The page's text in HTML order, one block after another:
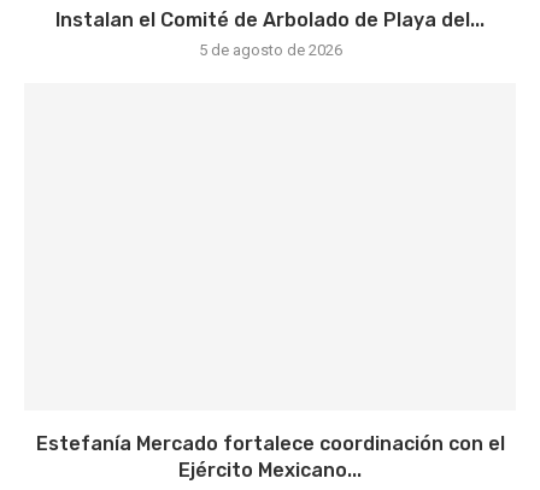
Instalan el Comité de Arbolado de Playa del...
5 de agosto de 2026
Estefanía Mercado fortalece coordinación con el
Ejército Mexicano...